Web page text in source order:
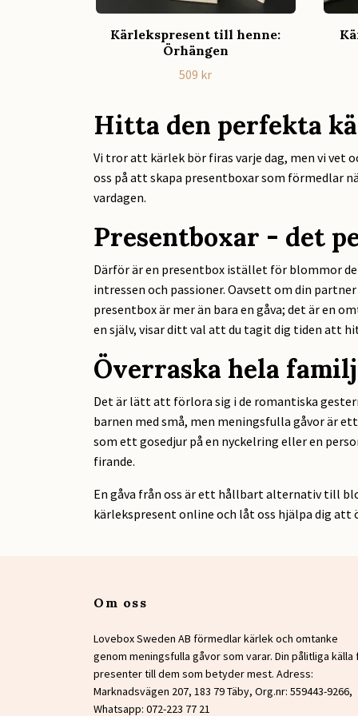
Kärlekspresent till henne:
Örhängen
509 kr
Hitta den perfekta
Vi tror att kärlek bör firas varje dag, men vi vet
oss på att skapa presentboxar som förmedlar
vardagen.
Presentboxar - det
Därför är en presentbox istället för blommor
intressen och passioner. Oavsett om din
presentbox är mer än bara en gåva; det är en
en själv, visar ditt val att du tagit dig tiden att
Överraska hela
Det är lätt att förlora sig i de romantiska
barnen med små, men meningsfulla gåvor är
som ett gosedjur på en nyckelring eller en
firande.
En gåva från oss är ett hållbart alternativ till
kärlekspresent online och låt oss hjälpa dig
Om oss
Lovebox Sweden AB förmedlar kärlek och omtanke
genom meningsfulla gåvor som varar. Din pålitliga källa
presenter till dem som betyder mest. Adress:
Marknadsvägen 207, 183 79 Täby, Org.nr: 559443-9266,
Whatsapp: 072-223 77 21